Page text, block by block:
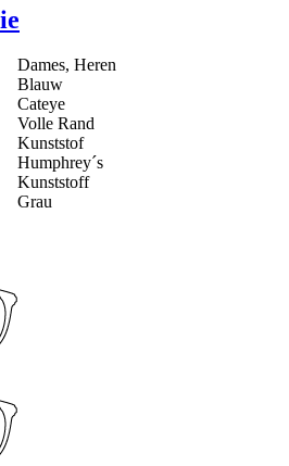
Dames, Heren
Blauw
Cateye
Volle Rand
Kunststof
Humphrey´s
Kunststoff
Grau